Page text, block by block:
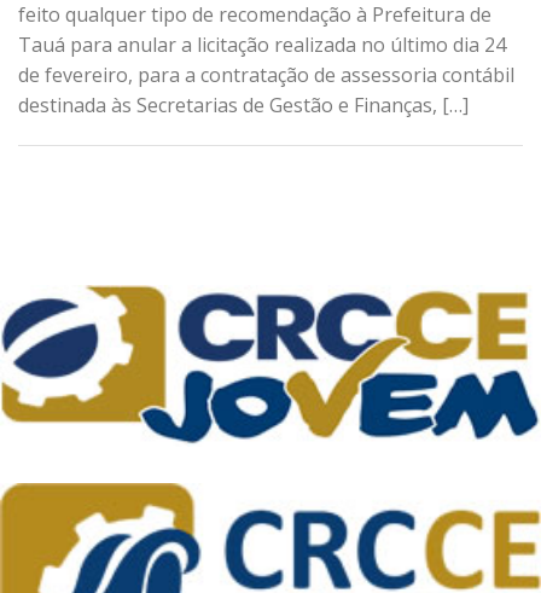
feito qualquer tipo de recomendação à Prefeitura de
Tauá para anular a licitação realizada no último dia 24
de fevereiro, para a contratação de assessoria contábil
destinada às Secretarias de Gestão e Finanças, […]